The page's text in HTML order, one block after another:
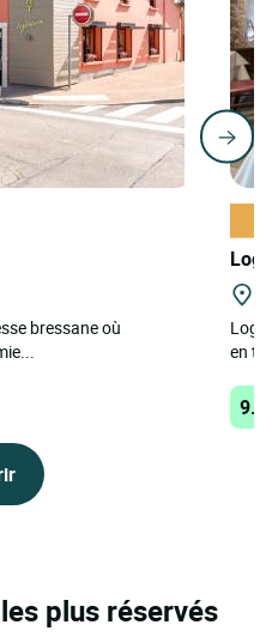
bressane où
en
plus réservés